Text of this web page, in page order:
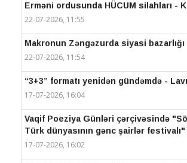
Erməni ordusunda HÜCUM silahları -
22-07-2026, 11:55
Makronun Zəngəzurda siyasi bazarlığı
22-07-2026, 11:54
“3+3” formatı yenidən gündəmdə -
17-07-2026, 16:04
Vaqif Poeziya Günləri çərçivəsində
Türk dünyasının gənc şairlər
17-07-2026, 16:02